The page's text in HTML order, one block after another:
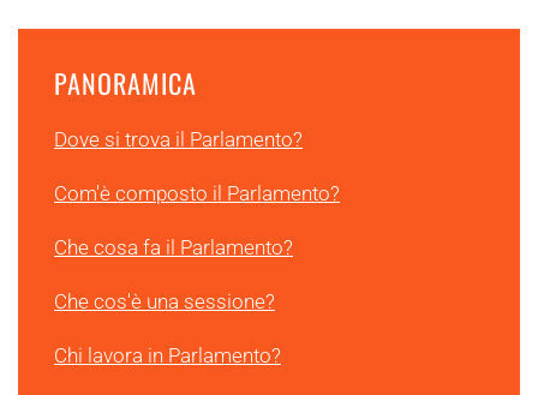
PANORAMICA
Dove si trova il Parlamento?
Com'è composto il Parlamento?
Che cosa fa il Parlamento?
Che cos'è una sessione?
Chi lavora in Parlamento?